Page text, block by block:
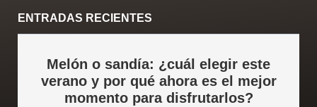
e
b
t
t
r
k
e
i
n
t
u
e
a
r
a
m
ENTRADAS RECIENTES
Melón o sandía: ¿cuál elegir este
verano y por qué ahora es el mejor
momento para disfrutarlos?